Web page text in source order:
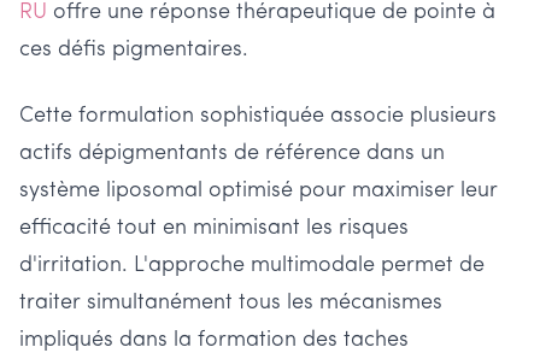
RU offre une réponse thérapeutique de pointe à
ces défis pigmentaires.
Cette formulation sophistiquée associe plusieurs
actifs dépigmentants de référence dans un
système liposomal optimisé pour maximiser leur
efficacité tout en minimisant les risques
d'irritation. L'approche multimodale permet de
traiter simultanément tous les mécanismes
impliqués dans la formation des taches